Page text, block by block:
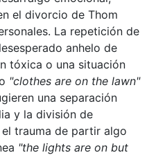
el divorcio de Thom
La repetición de
anhelo de
tóxica o una situación
"clothes are on the lawn"
una separación
y la división de
trauma de partir algo
"the lights are on but